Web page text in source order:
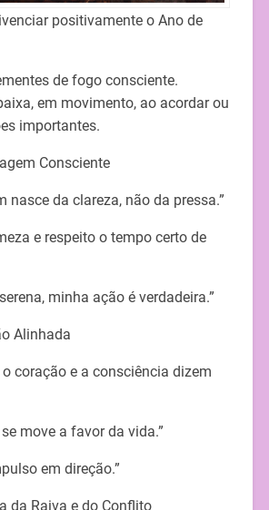
positivamente o Ano de
de fogo consciente.
em movimento, ao acordar ou
importantes.
Consciente
nasce da clareza, não da pressa.”
e respeito o tempo certo de
minha ação é verdadeira.”
Alinhada
coração e a consciência dizem
move a favor da vida.”
em direção.”
da Raiva e do Conflito